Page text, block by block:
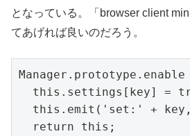
となっている。「browser client
てあげれば良いのだろう。
this.settings[key] =
this.emit('set:' +
  return this;